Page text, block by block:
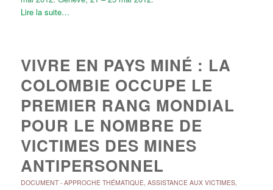
Lire la suite…
VIVRE EN PAYS MINÉ : LA
COLOMBIE OCCUPE LE
PREMIER RANG MONDIAL
POUR LE NOMBRE DE
VICTIMES DES MINES
ANTIPERSONNEL
DOCUMENT- APPROCHE THÉMATIQUE, ASSISTANCE AUX VICTIMES,